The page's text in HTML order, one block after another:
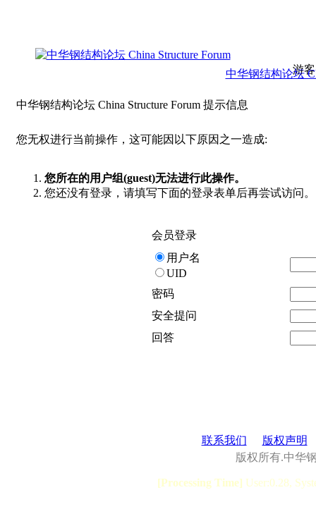
游
中华钢结构论坛
中华钢结构论坛 China Structure Forum 提示信息
您无权进行当前操作，这可能因以下原因之一造成:
您所在的用户组(guest)无法进行此操作。
您还没有登录，请填写下面的登录表单后再尝试访问。
会员登录
用户名
UID
密码
安全提问
回答
联系我们
版权声明
版权所有.中华
[Processing Time] User:0.28,